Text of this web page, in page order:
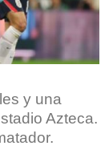
y una
Azteca.